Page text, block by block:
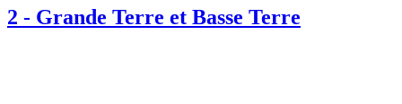
2 - Grande Terre et Basse Terre